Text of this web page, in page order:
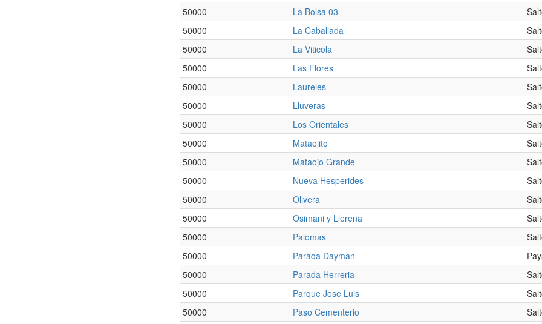
50000
La Bolsa 03
50000
La Caballada
50000
La Viticola
50000
Las Flores
50000
Laureles
50000
Lluveras
50000
Los Orientales
50000
Mataojito
50000
Mataojo Grande
50000
Nueva Hesperides
50000
Olivera
50000
Osimani y Llerena
50000
Palomas
50000
Parada Dayman
50000
Parada Herreria
50000
Parque Jose Luis
50000
Paso Cementerio